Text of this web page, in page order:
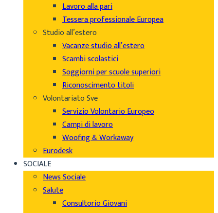
Lavoro alla pari
Tessera professionale Europea
Studio all’estero
Vacanze studio all’estero
Scambi scolastici
Soggiorni per scuole superiori
Riconoscimento titoli
Volontariato Sve
Servizio Volontario Europeo
Campi di lavoro
Woofing & Workaway
Eurodesk
SOCIALE
News Sociale
Salute
Consultorio Giovani